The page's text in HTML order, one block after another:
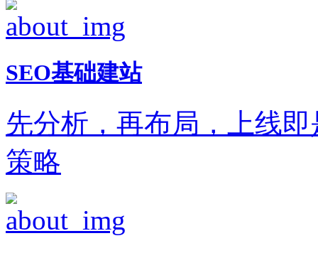
SEO基础建站
先分析，再布局，上线
策略